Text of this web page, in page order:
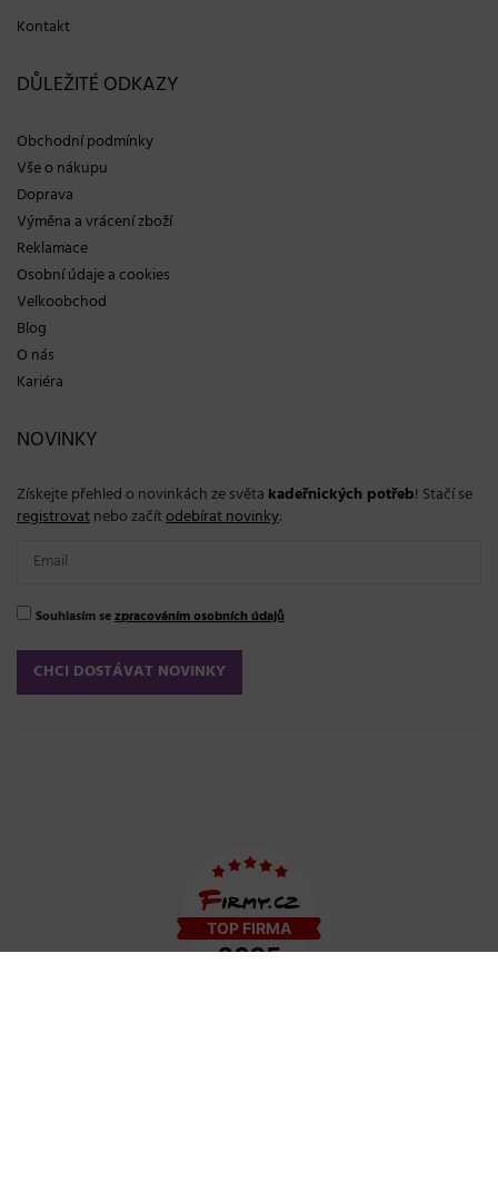
Kontakt
DŮLEŽITÉ ODKAZY
Obchodní podmínky
Vše o nákupu
Doprava
Výměna a vrácení zboží
Reklamace
Osobní údaje a cookies
Velkoobchod
Blog
O nás
Kariéra
NOVINKY
Získejte přehled o novinkách ze světa kadeřnických potřeb! Stačí se
registrovatnebo začítodebírat novinky:
Souhlasím sezpracováním osobních údajů